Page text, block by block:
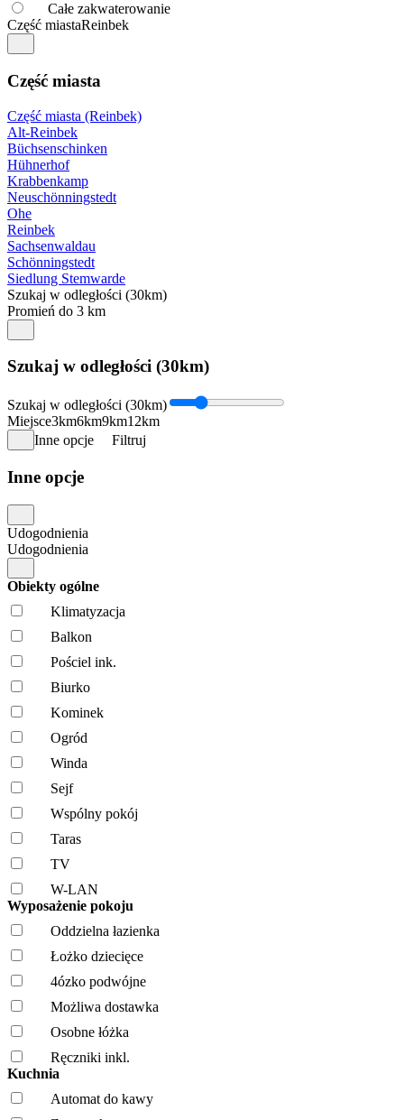
Całe zakwaterowanie
Część miastaReinbek
Część miasta
Część miasta (Reinbek)
Alt-Reinbek
Büchsenschinken
Hühnerhof
Krabbenkamp
Neuschönningstedt
Ohe
Reinbek
Sachsenwaldau
Schönningstedt
Siedlung Stemwarde
Szukaj w odległości (30km)
Promień do 3 km
Szukaj w odległości (30km)
Szukaj w odległości (30km)
Miejsce3km6km9km12km
Inne opcje
Filtruj
Inne opcje
Udogodnienia
Udogodnienia
Obiekty ogólne
Klimatyzacja
Balkon
Pościel ink.
Biurko
Kominek
Ogród
Winda
Sejf
Wspólny pokój
Taras
TV
W-LAN
Wyposażenie pokoju
Oddzielna łazienka
Łożko dziecięce
4ózko podwójne
Możliwa dostawka
Osobne łóżka
Ręczniki inkl.
Kuchnia
Automat do kawy